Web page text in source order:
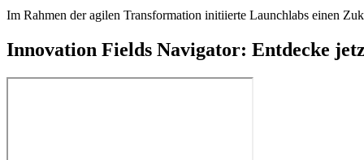
Im Rahmen der agilen Transformation initiierte Launchlabs einen
Innovation Fields Navigator: Entdecke